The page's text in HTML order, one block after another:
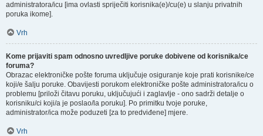
administratora/icu [ima ovlasti spriječiti korisnika(e)/cu(e) u slanju privatnih
poruka ikome].
Vrh
Kome prijaviti spam odnosno uvredljive poruke dobivene od korisnika/ce
foruma?
Obrazac elektroničke pošte foruma uključuje osiguranje koje prati korisnike/ce
koji/e šalju poruke. Obavijesti porukom elektroničke pošte administratora/icu o
problemu [priloži čitavu poruku, uključujući i zaglavlje - ono sadrži detalje o
korisniku/ci koji/a je poslao/la poruku]. Po primitku tvoje poruke,
administrator/ica može poduzeti [za to predviđene] mjere.
Vrh